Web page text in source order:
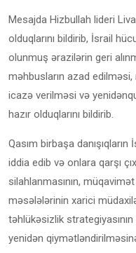
Mesajda Hizbullah lideri
olduqlarını bildirib, İsrail
olunmuş ərazilərin geri
məhbusların azad
icazə verilməsi və
hazır olduqlarını bildirib.
Qasım birbaşa
iddia edib və onlara qarşı
silahlanmasının,
məsələlərinin xarici
təhlükəsizlik
yenidən